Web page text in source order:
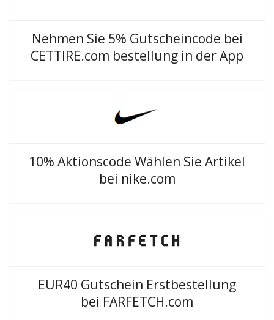
Nehmen Sie 5% Gutscheincode bei
CETTIRE.com bestellung in der App
10% Aktionscode Wählen Sie Artikel
bei nike.com
EUR40 Gutschein Erstbestellung
bei FARFETCH.com